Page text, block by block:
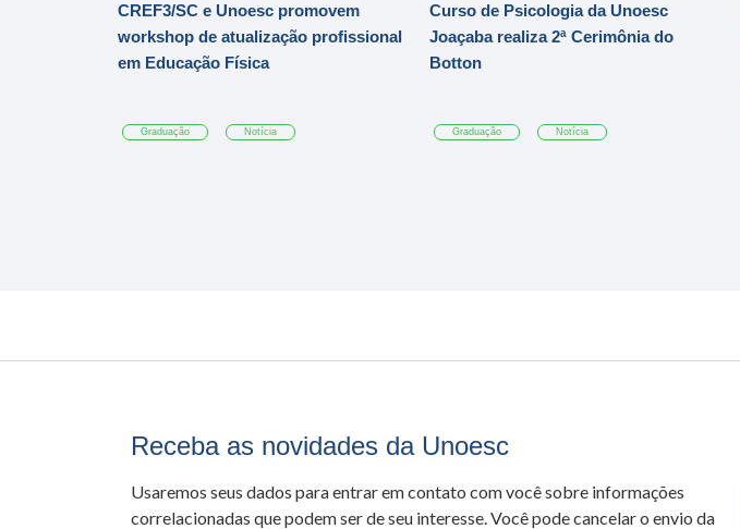
CREF3/SC e Unoesc promovem
workshop de atualização profissional
em Educação Física
Graduação Notícia
Curso de Psicologia da Unoesc
Joaçaba realiza 2ª Cerimônia do
Botton
Graduação Notícia
Receba as novidades da Unoesc
Usaremos seus dados para entrar em contato com você sobre informações
correlacionadas que podem ser de seu interesse. Você pode cancelar o envio da